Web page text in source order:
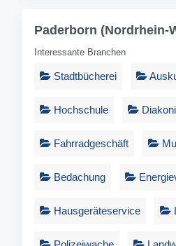
Paderborn (Nordrhein-
Interessante Branchen
Stadtbücherei
Hochschule
Fahrradgeschäft
Bedachung
Hausgeräteservice